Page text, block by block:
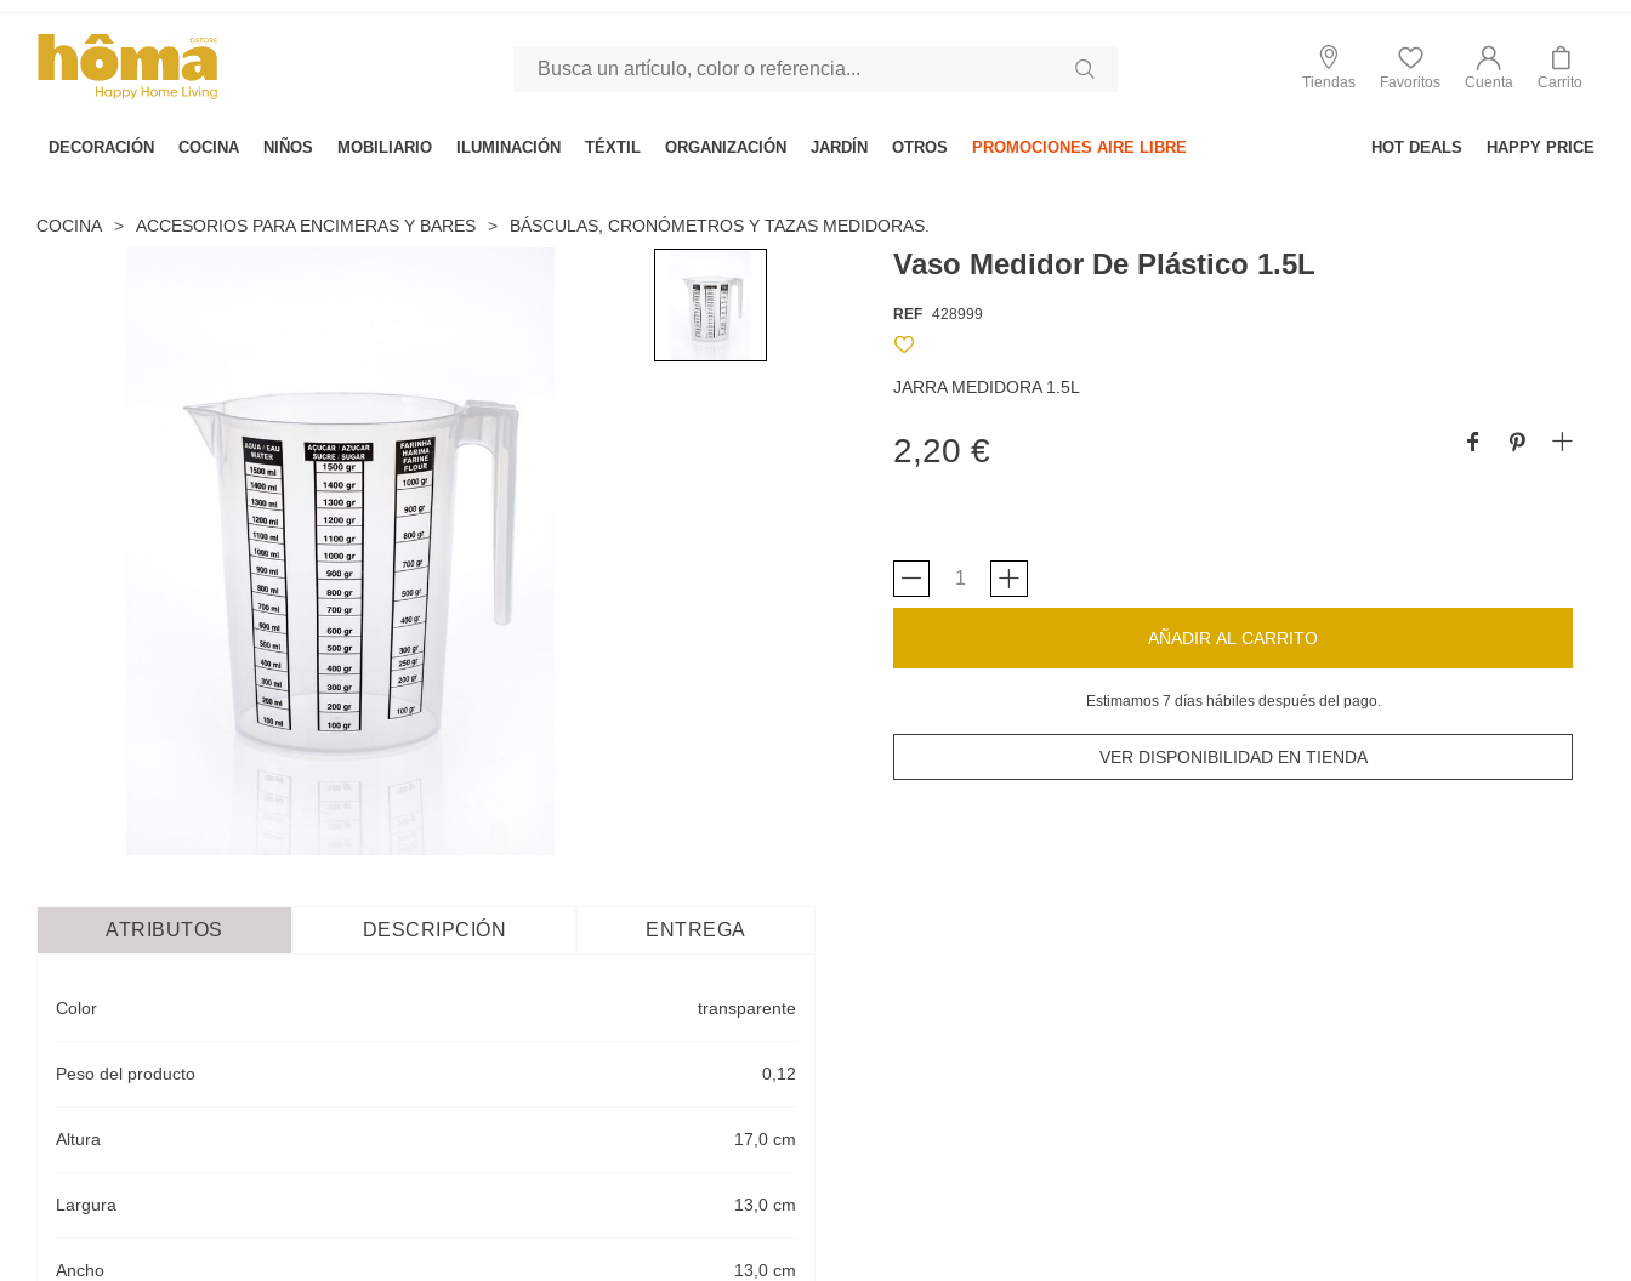
Tiendas Favoritos Cuenta Carrito
DECORACIÓN COCINA NIÑOS MOBILIARIO ILUMINACIÓN TÉXTIL ORGANIZACIÓN JARDÍN OTROS PROMOCIONES AIRE LIBRE HOT DEALS HAPPY PRICE
COCINA > ACCESORIOS PARA ENCIMERAS Y BARES > BÁSCULAS, CRONÓMETROS Y TAZAS MEDIDORAS.
Vaso Medidor De Plástico 1.5L
REF 428999
JARRA MEDIDORA 1.5L
2,20 €
AÑADIR AL CARRITO
Estimamos 7 días hábiles después del pago.
VER DISPONIBILIDAD EN TIENDA
ATRIBUTOS DESCRIPCIÓN ENTREGA
Color transparente
Peso del producto 0,12
Altura 17,0 cm
Largura 13,0 cm
Ancho 13,0 cm